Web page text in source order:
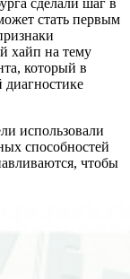
сделали шаг в
стать первым
хайп на тему
который в
диагностике
использовали
способностей
чтобы